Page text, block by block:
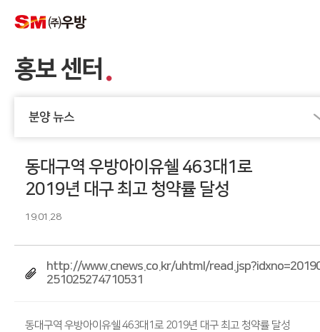
홍보 센터
분양 뉴스
동대구역 우방아이유쉘 463대1로
2019년 대구 최고 청약률 달성
19.01.28
http://www.cnews.co.kr/uhtml/
251025274710531
동대구역 우방아이유쉘 463대1로 2019년 대구 최고 청약률 달성